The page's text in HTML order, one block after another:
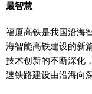
最智慧
福厦高铁是我国沿海
海智能高铁建设的新
技术创新的不断深化
速铁路建设由沿海向